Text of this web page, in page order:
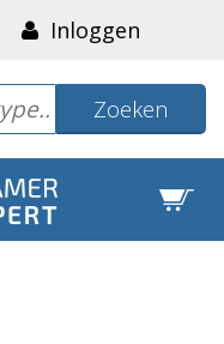
Inloggen
Zoeken